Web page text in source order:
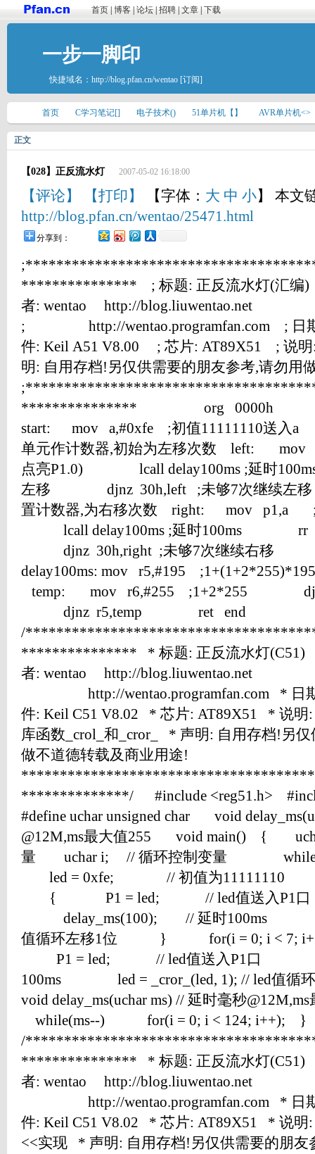
首页 博客 论坛 招聘 文章 下载
一步一脚印
快捷域名： http://blog.pfan.cn/wentao [订阅]
首页 C学习笔记[] 电子技术() 51单片机【】 AVR单片机<>
正文
【028】正反流水灯 2007-05-02 16:18:00
【评论】 【打印】 【字体： 大 中 小】 本文
http://blog.pfan.cn/wentao/25471.html
分享到：
*************** ; 标题: 正反流水灯(汇编
者: wentao http://blog.liuwentao.net
; http://wentao.programfan.com ; 日期
件: Keil A51 V8.00 ; 芯片: AT89X51 ; 说
明: 自用存档!另仅供需要的朋友参考,请勿
*************** org 0000h
start: mov a,#0xfe ;初值11111110
单元作计数器,初始为左移次数 left: mov
点亮P1.0) lcall delay100ms ;延
左移 djnz 30h,left ;未够7次继续
置计数器,为右移次数 right: mov p1,a
lcall delay100ms ;延时100ms
djnz 30h,right ;未够7次继续右
delay100ms: mov r5,#195
temp: mov r6,#255 ;1+2*255
djnz r5,temp ret end
/
*************** * 标题: 正反流水灯(C51)
者: wentao http://blog.liuwentao.net
http://wentao.programfan.com * 日期
件: Keil C51 V8.02 * 芯片: AT89X51 * 说明
库函数_crol_和_cror_ * 声明: 自用存档!另
做不道德转载及商业用途!
**************/ #include <reg51.h>
#define uchar unsigned char void
@12M,ms最大值255 void main() {
量 uchar i; // 循环控制变量
led = 0xfe; // 初值为11111110
{ P1 = led; // led值送入P1
delay_ms(100); // 延时100ms led
值循环左移1位 } for(i = 0; i <
P1 = led; // led值送入P1口
100ms led = _cror_(led, 1); //
void delay_ms(uchar ms) // 延时毫秒
while(ms--) for(i = 0; i < 124; i++);
/
*************** * 标题: 正反流水灯(C51)
者: wentao http://blog.liuwentao.net
http://wentao.programfan.com * 日期
件: Keil C51 V8.02 * 芯片: AT89X51 * 说明
<<实现 * 声明: 自用存档!另仅供需要的朋友